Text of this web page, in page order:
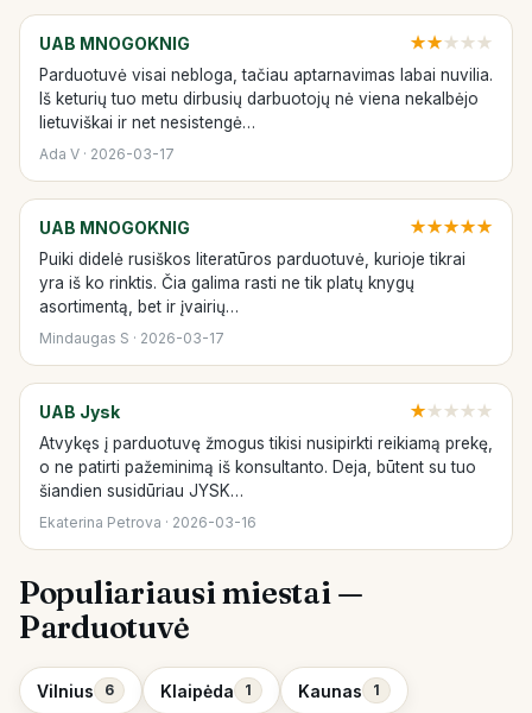
UAB MNOGOKNIG ★★★★★
Parduotuvė visai nebloga, tačiau aptarnavimas labai nuvilia.
Iš keturių tuo metu dirbusių darbuotojų nė viena nekalbėjo
lietuviškai ir net nesistengė…
Ada V · 2026-03-17
UAB MNOGOKNIG ★★★★★
Puiki didelė rusiškos literatūros parduotuvė, kurioje tikrai
yra iš ko rinktis. Čia galima rasti ne tik platų knygų
asortimentą, bet ir įvairių…
Mindaugas S · 2026-03-17
UAB Jysk ★★★★★
Atvykęs į parduotuvę žmogus tikisi nusipirkti reikiamą prekę,
o ne patirti pažeminimą iš konsultanto. Deja, būtent su tuo
šiandien susidūriau JYSK…
Ekaterina Petrova · 2026-03-16
Populiariausi miestai —
Parduotuvė
Vilnius 6 Klaipėda 1 Kaunas 1